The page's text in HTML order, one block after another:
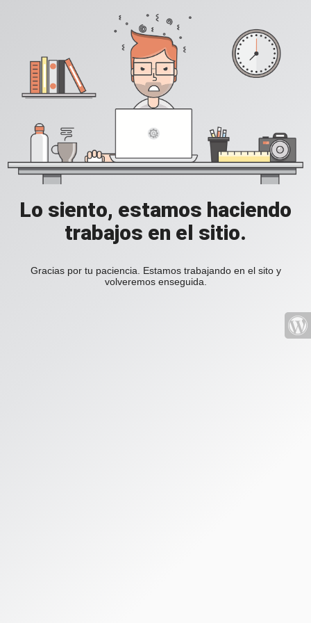
Lo siento, estamos haciendo
trabajos en el sitio.
Gracias por tu paciencia. Estamos trabajando en el sito y
volveremos enseguida.